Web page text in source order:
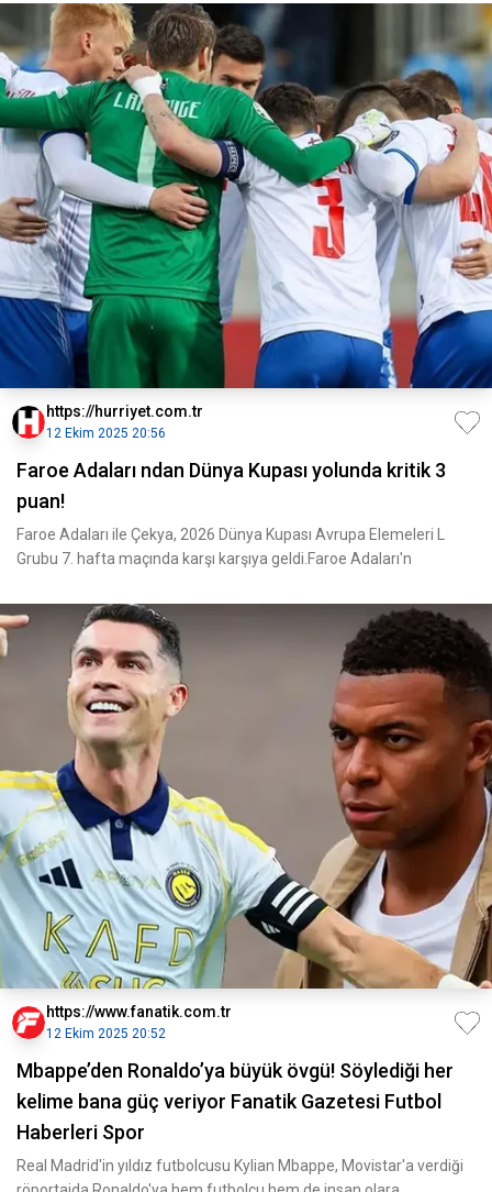
https://hurriyet.com.tr
12 Ekim 2025 20:56
Faroe Adaları ndan Dünya Kupası yolunda kritik 3
puan!
Faroe Adaları ile Çekya, 2026 Dünya Kupası Avrupa Elemeleri L
Grubu 7. hafta maçında karşı karşıya geldi.Faroe Adaları'n
https://www.fanatik.com.tr
12 Ekim 2025 20:52
Mbappe’den Ronaldo’ya büyük övgü! Söylediği her
kelime bana güç veriyor Fanatik Gazetesi Futbol
Haberleri Spor
Real Madrid'in yıldız futbolcusu Kylian Mbappe, Movistar'a verdiği